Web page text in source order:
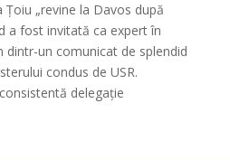
Țoiu „revine la Davos după
a fost invitată ca expert în
dintr-un comunicat de splendid
condus de USR.
delegație